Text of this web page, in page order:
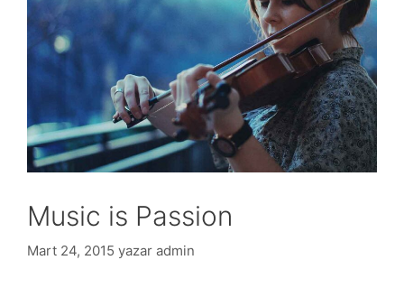
Music is Passion
Mart 24, 2015 yazar admin